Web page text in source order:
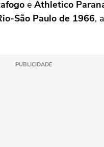
e Athletico
São Paulo de 1966,
PUBLICIDADE